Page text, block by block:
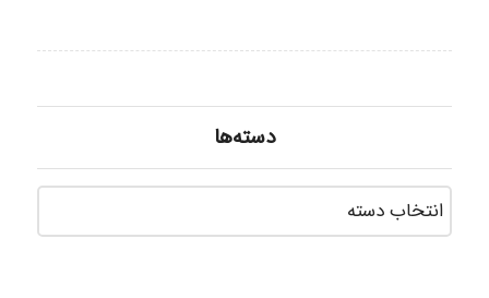
دسته‌ها